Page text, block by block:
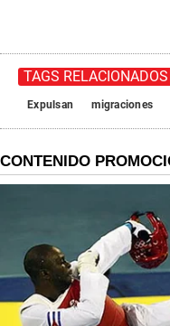
TAGS RELACIONADOS
Expulsan migraciones